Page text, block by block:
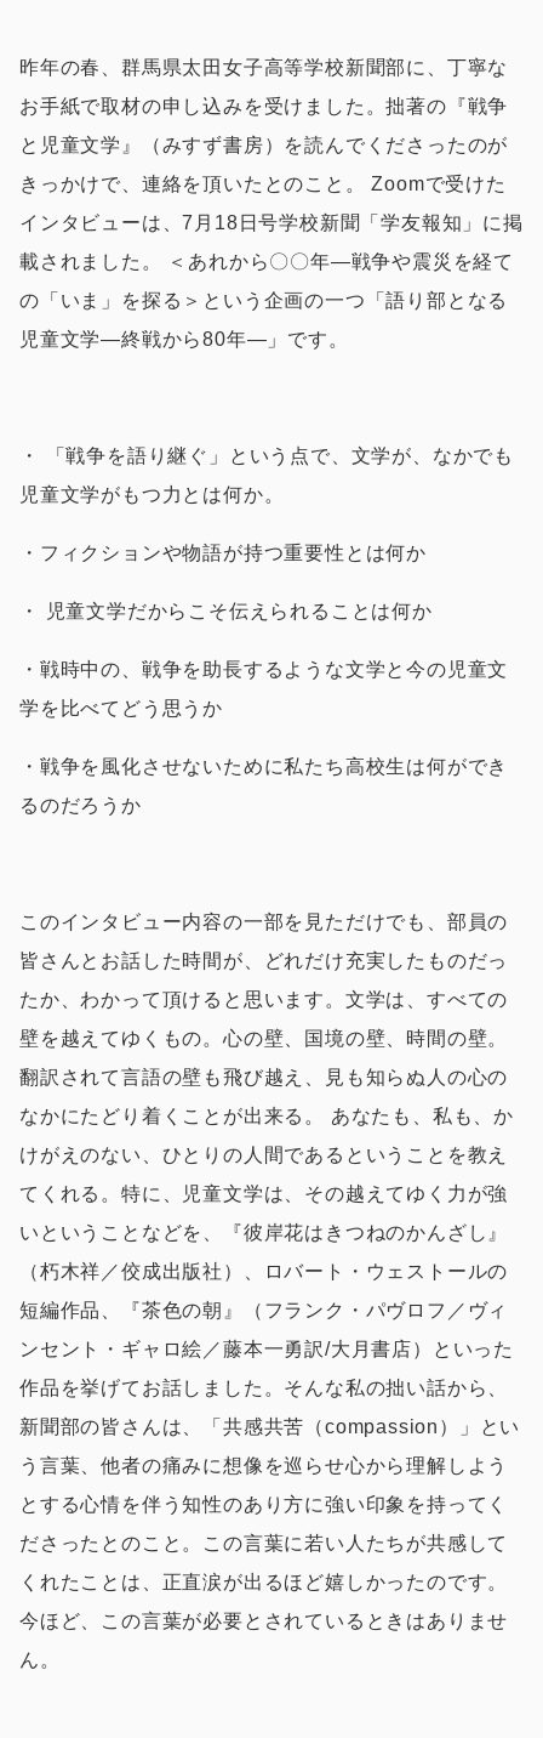
昨年の春、群馬県太田女子高等学校新聞部に、丁寧な
お手紙で取材の申し込みを受けました。拙著の『戦争
と児童文学』（みすず書房）を読んでくださったのが
きっかけで、連絡を頂いたとのこと。 Zoomで受けた
インタビューは、7月18日号学校新聞「学友報知」に掲
載されました。 ＜あれから〇〇年―戦争や震災を経て
の「いま」を探る＞という企画の一つ「語り部となる
児童文学―終戦から80年―」です。
・ 「戦争を語り継ぐ」という点で、文学が、なかでも
児童文学がもつ力とは何か。
・フィクションや物語が持つ重要性とは何か
・ 児童文学だからこそ伝えられることは何か
・戦時中の、戦争を助長するような文学と今の児童文
学を比べてどう思うか
・戦争を風化させないために私たち高校生は何ができ
るのだろうか
このインタビュー内容の一部を見ただけでも、部員の
皆さんとお話した時間が、どれだけ充実したものだっ
たか、わかって頂けると思います。文学は、すべての
壁を越えてゆくもの。心の壁、国境の壁、時間の壁。
翻訳されて言語の壁も飛び越え、見も知らぬ人の心の
なかにたどり着くことが出来る。 あなたも、私も、か
けがえのない、ひとりの人間であるということを教え
てくれる。特に、児童文学は、その越えてゆく力が強
いということなどを、『彼岸花はきつねのかんざし』
（朽木祥／佼成出版社）、ロバート・ウェストールの
短編作品、『茶色の朝』（フランク・パヴロフ／ヴィ
ンセント・ギャロ絵／藤本一勇訳/大月書店）といった
作品を挙げてお話しました。そんな私の拙い話から、
新聞部の皆さんは、「共感共苦（compassion）」とい
う言葉、他者の痛みに想像を巡らせ心から理解しよう
とする心情を伴う知性のあり方に強い印象を持ってく
ださったとのこと。この言葉に若い人たちが共感して
くれたことは、正直涙が出るほど嬉しかったのです。
今ほど、この言葉が必要とされているときはありませ
ん。